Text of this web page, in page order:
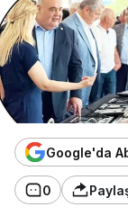
Google'da
0